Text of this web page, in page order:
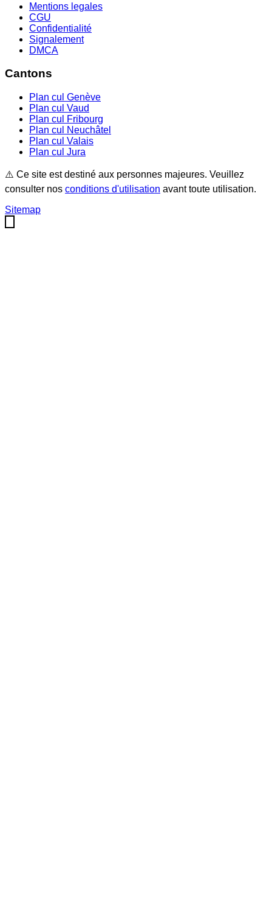
Mentions legales
CGU
Confidentialité
Signalement
DMCA
Cantons
Plan cul Genève
Plan cul Vaud
Plan cul
Fribourg
Plan cul
Neuchâtel
Plan cul Valais
Plan cul Jura
⚠️ Ce site est destiné aux personnes majeures. Veuillez
consulter nos conditions d'utilisation avant toute utilisation.
Sitemap